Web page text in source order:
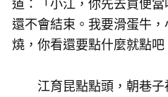
道：「小江，你先去買便
還不會結束。我要滑蛋牛
燒，你看還要點什麼就點吧
江育昆點點頭，朝巷子